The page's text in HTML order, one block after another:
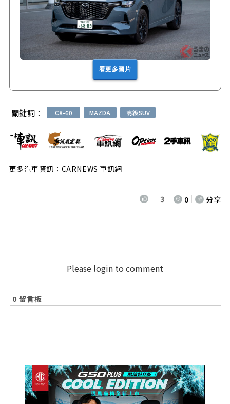
看更多圖片
關鍵詞： CX-60 MAZDA 高級SUV
更多汽車資訊：CARNEWS 車訊網
3 0 分享
Please login to comment
0 留言板